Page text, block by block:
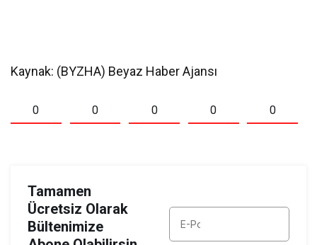
Kaynak: (BYZHA) Beyaz Haber Ajansı
0 0 0 0 0
Tamamen
Ücretsiz Olarak
Bültenimize